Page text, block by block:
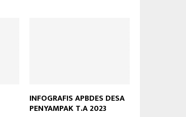
INFOGRAFIS APBDES DESA
PENYAMPAK T.A 2023